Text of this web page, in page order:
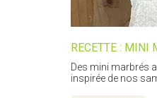
RECETTE : MINI
Des mini marbrés
inspirée de nos